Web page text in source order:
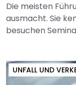
Die meisten
ausmacht. Sie
besuchen
UNFALL UND